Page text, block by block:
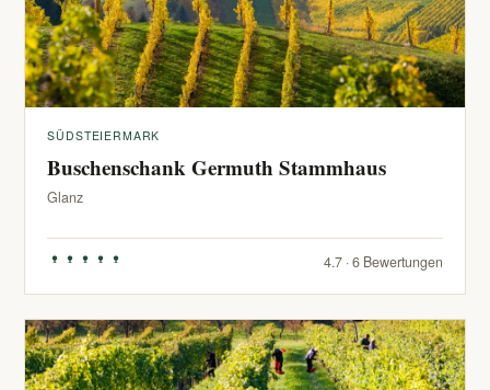
SÜDSTEIERMARK
Buschenschank Germuth Stammhaus
Glanz
4.7 · 6 Bewertungen